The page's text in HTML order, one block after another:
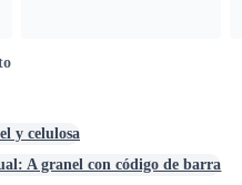
y celulosa
A granel con código de barra